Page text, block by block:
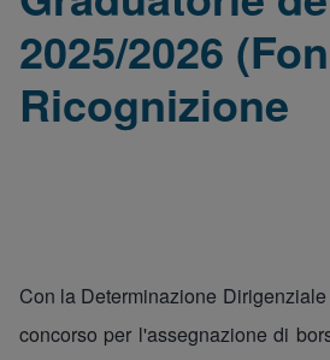
2025/2026
Ricognizione
Con la Determinazione
concorso per l'assegnazione di